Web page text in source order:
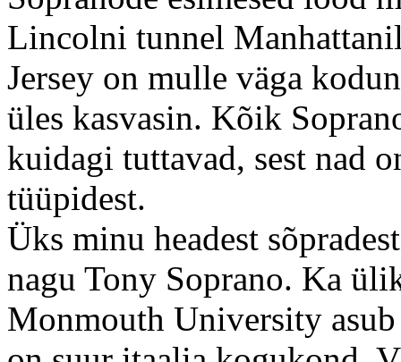
Lincolni tunnel
Jersey on mulle väga
üles kasvasin. Kõik
kuidagi tuttavad, sest nad
tüüpidest.
Üks minu headest
nagu Tony Soprano. Ka
Monmouth University